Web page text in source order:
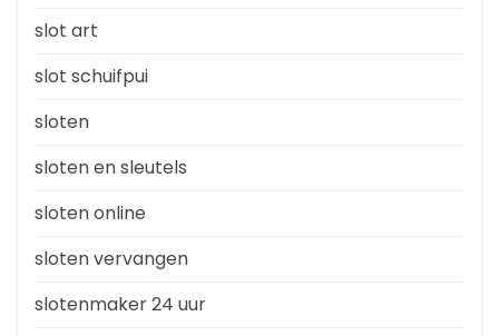
slot art
slot schuifpui
sloten
sloten en sleutels
sloten online
sloten vervangen
slotenmaker 24 uur